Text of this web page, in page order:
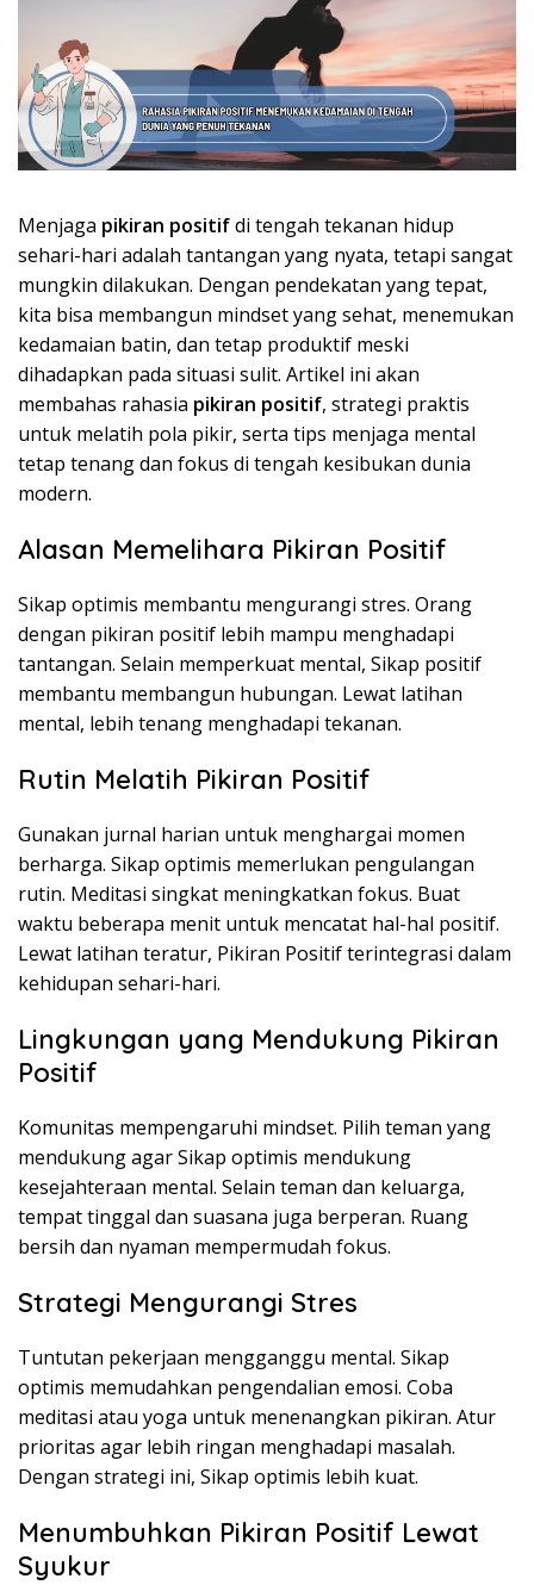
Menjaga pikiran positifdi tengah tekanan hidup
sehari-hari adalah tantangan yang nyata, tetapi sangat
mungkin dilakukan. Dengan pendekatan yang tepat,
kita bisa membangun mindset yang sehat, menemukan
kedamaian batin, dan tetap produktif meski
dihadapkan pada situasi sulit. Artikel ini akan
membahas rahasia pikiran positif, strategi praktis
untuk melatih pola pikir, serta tips menjaga mental
tetap tenang dan fokus di tengah kesibukan dunia
modern.
Alasan Memelihara Pikiran Positif
Sikap optimis membantu mengurangi stres. Orang
dengan pikiran positif lebih mampu menghadapi
tantangan. Selain memperkuat mental, Sikap positif
membantu membangun hubungan. Lewat latihan
mental, lebih tenang menghadapi tekanan.
Rutin Melatih Pikiran Positif
Gunakan jurnal harian untuk menghargai momen
berharga. Sikap optimis memerlukan pengulangan
rutin. Meditasi singkat meningkatkan fokus. Buat
waktu beberapa menit untuk mencatat hal-hal positif.
Lewat latihan teratur, Pikiran Positif terintegrasi dalam
kehidupan sehari-hari.
Lingkungan yang Mendukung Pikiran
Positif
Komunitas mempengaruhi mindset. Pilih teman yang
mendukung agar Sikap optimis mendukung
kesejahteraan mental. Selain teman dan keluarga,
tempat tinggal dan suasana juga berperan. Ruang
bersih dan nyaman mempermudah fokus.
Strategi Mengurangi Stres
Tuntutan pekerjaan mengganggu mental. Sikap
optimis memudahkan pengendalian emosi. Coba
meditasi atau yoga untuk menenangkan pikiran. Atur
prioritas agar lebih ringan menghadapi masalah.
Dengan strategi ini, Sikap optimis lebih kuat.
Menumbuhkan Pikiran Positif Lewat
Syukur